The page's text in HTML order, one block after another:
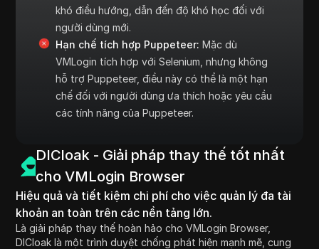
khó điều hướng, dẫn đến độ khó học đối với
người dùng mới.
Hạn chế tích hợp Puppeteer: Mặc dù
VMLogin tích hợp với Selenium, nhưng không
hỗ trợ Puppeteer, điều này có thể là một hạn
chế đối với người dùng ưa thích hoặc yêu cầu
các tính năng của Puppeteer.
DICloak - Giải pháp thay thế tốt nhất
cho VMLogin Browser
Hiệu quả và tiết kiệm chi phí cho việc quản lý đa tài
khoản an toàn trên các nền tảng lớn.
Là giải pháp thay thế hoàn hảo cho VMLogin Browser,
DICloak là một trình duyệt chống phát hiện mạnh mẽ, cung